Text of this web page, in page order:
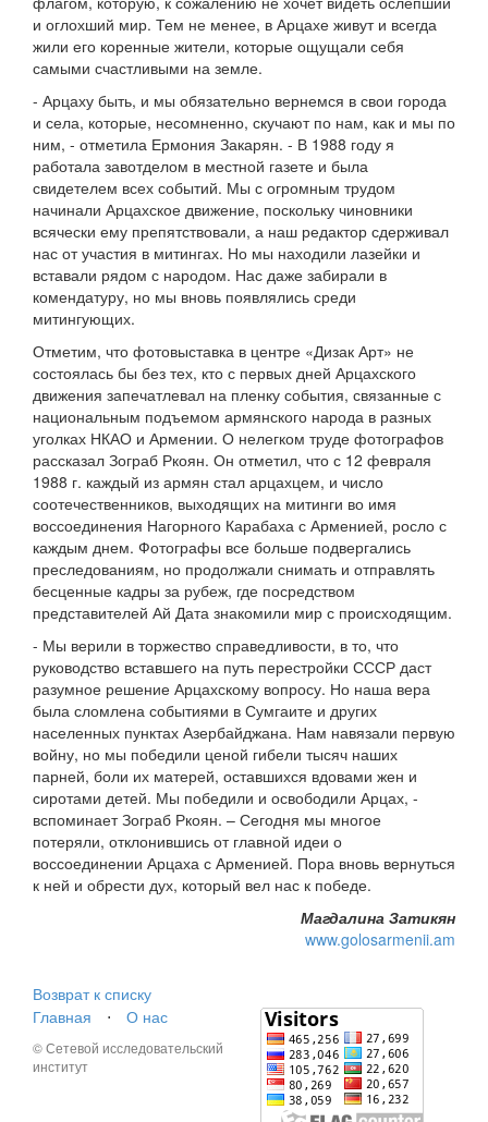
и оглохший мир. Тем не менее, в Арцахе живут и всегда
жили его коренные жители, которые ощущали себя
самыми счастливыми на земле.
- Арцаху быть, и мы обязательно вернемся в свои города
и села, которые, несомненно, скучают по нам, как и мы по
ним, - отметила Ермония Закарян. - В 1988 году я
работала завотделом в местной газете и была
свидетелем всех событий. Мы с огромным трудом
начинали Арцахское движение, поскольку чиновники
всячески ему препятствовали, а наш редактор сдерживал
нас от участия в митингах. Но мы находили лазейки и
вставали рядом с народом. Нас даже забирали в
комендатуру, но мы вновь появлялись среди
митингующих.
Отметим, что фотовыставка в центре «Дизак Арт» не
состоялась бы без тех, кто с первых дней Арцахского
движения запечатлевал на пленку события, связанные с
национальным подъемом армянского народа в разных
уголках НКАО и Армении. О нелегком труде фотографов
рассказал Зограб Ркоян. Он отметил, что с 12 февраля
1988 г. каждый из армян стал арцахцем, и число
соотечественников, выходящих на митинги во имя
воссоединения Нагорного Карабаха с Арменией, росло с
каждым днем. Фотографы все больше подвергались
преследованиям, но продолжали снимать и отправлять
бесценные кадры за рубеж, где посредством
представителей Ай Дата знакомили мир с происходящим.
- Мы верили в торжество справедливости, в то, что
руководство вставшего на путь перестройки СССР даст
разумное решение Арцахскому вопросу. Но наша вера
была сломлена событиями в Сумгаите и других
населенных пунктах Азербайджана. Нам навязали первую
войну, но мы победили ценой гибели тысяч наших
парней, боли их матерей, оставшихся вдовами жен и
сиротами детей. Мы победили и освободили Арцах, -
вспоминает Зограб Ркоян. – Сегодня мы многое
потеряли, отклонившись от главной идеи о
воссоединении Арцаха с Арменией. Пора вновь вернуться
к ней и обрести дух, который вел нас к победе.
Магдалина Затикян
www.golosarmenii.am
Возврат к списку
Главная
⋅ О нас
© Сетевой исследовательский
институт